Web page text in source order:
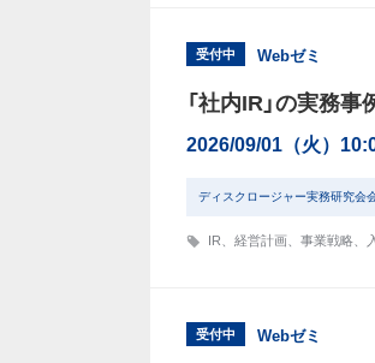
受付中 Webゼミ
「社内IR」の実務
2026/09/01（火）
ディスクロージャー実務研究
IR 経営計画 事業戦略
受付中 Webゼミ